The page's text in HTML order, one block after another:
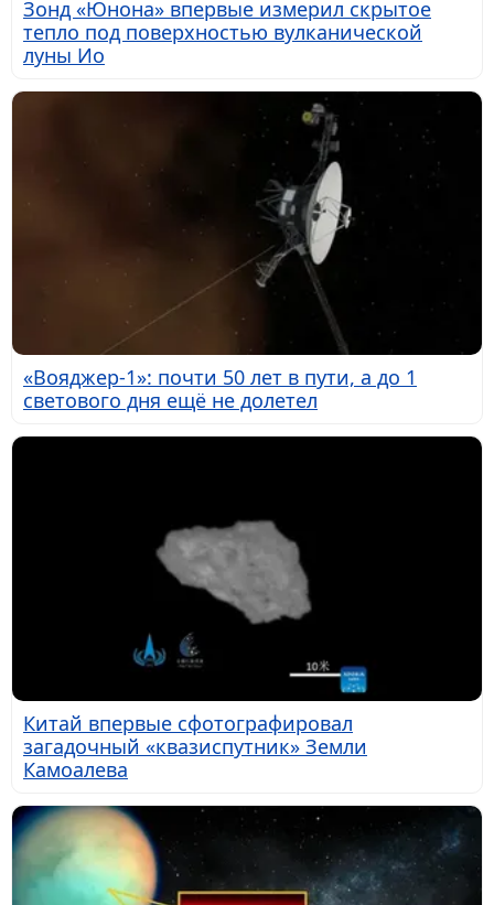
Зонд «Юнона» впервые измерил скрытое
тепло под поверхностью вулканической
луны Ио
«Вояджер-1»: почти 50 лет в пути, а до 1
светового дня ещё не долетел
Китай впервые сфотографировал
загадочный «квазиспутник» Земли
Камоалева